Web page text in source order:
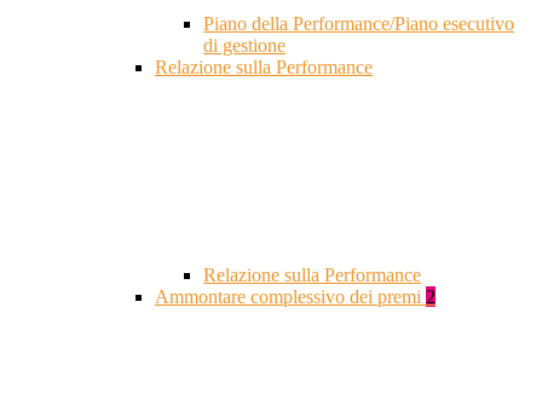
Piano della Performance/Piano esecutivo
di gestione
Relazione sulla Performance
Relazione sulla Performance
Ammontare complessivo dei premi 2